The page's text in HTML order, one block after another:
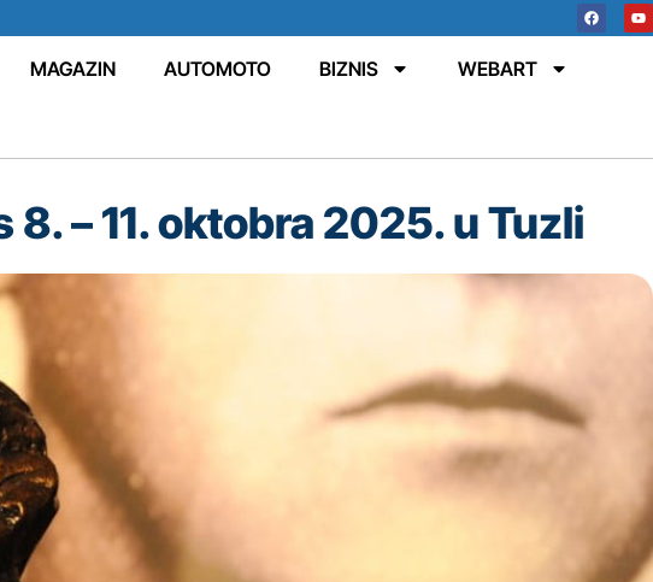
MAGAZIN AUTOMOTO BIZNIS WEBART
– 11. oktobra 2025. u Tuzli